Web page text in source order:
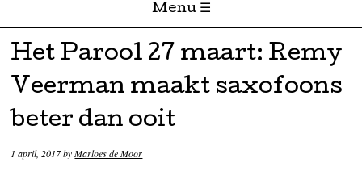
Menu ☰
Skip to content
Het Parool 27 maart: Remy
Veerman maakt saxofoons
beter dan ooit
1 april, 2017byMarloes de Moor